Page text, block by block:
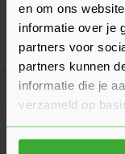
en om ons
informatie over je
partners voor
partners kunnen
informatie die je
verzameld op
Lees hier welke
Laatst gewijzigd:
Leestijd: 2 minuten
Klantrecensies
Hier lees je de
product. Hun
van de kwaliteit en